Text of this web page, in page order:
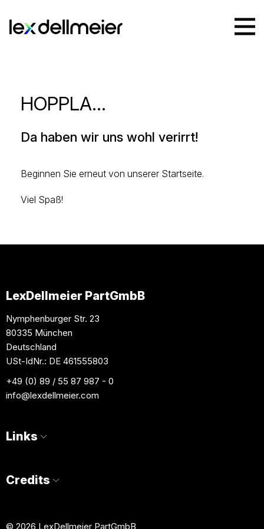
HOPPLA...
Da haben wir uns wohl verirrt!
Beginnen Sie erneut von unserer Startseite.
Viel Spaß!
LexDellmeier PartGmbB
Nymphenburger Str. 23
80335 München
Deutschland
USt-IdNr.: DE 461555803
+49 (0) 89 / 55 87 987 - 0
info@lexdellmeier.com
Links
Credits
© 2026 LexDellmeier PartGmbB